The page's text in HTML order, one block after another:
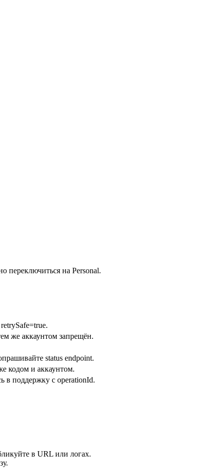
переключиться на Personal.
же аккаунтом запрещён.
status endpoint.
кодом и аккаунтом.
в поддержку с operationId.
в URL или логах.